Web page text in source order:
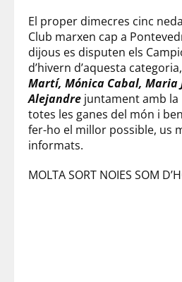
El proper dimecres cinc
Club marxen cap a
dijous es disputen els
d’hivern d’aquesta categoria,
Martí, Mónica Cabal, Maria
Alejandre juntament amb la
totes les ganes del món i
fer-ho el millor possible, us
informats.
MOLTA SORT NOIES SOM